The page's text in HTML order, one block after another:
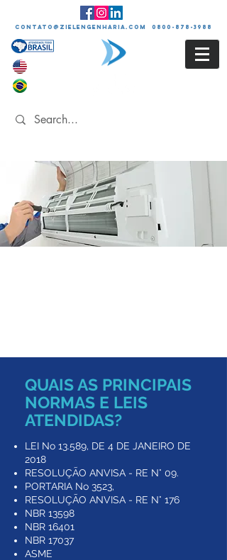
contato@zielengenharia.com 0800-878-3988
QUAIS AS PRINCIPAIS
NORMAS E LEIS
ATENDIDAS?
LEI No 13.589, DE 4 DE JANEIRO DE
2018
RESOLUÇÃO ANVISA - RE N° 09.
PORTARIA No 3523,
RESOLUÇÃO ANVISA - RE N° 176
NBR 13598
NBR 16401
NBR 17037
ASME